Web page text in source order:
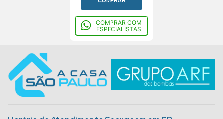
COMPRAR COM
ESPECIALISTAS